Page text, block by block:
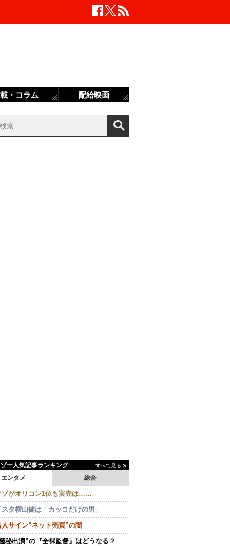
ー人気記事ランキング すべて見る
エンタメ 総合
ゾがオリコン1位も実売は……
タ横山健は「カッコだけの男」
人サイン“ネット売買”の闇
秘出演”の『全裸監督』はどうなる？
・コラム 配給映画